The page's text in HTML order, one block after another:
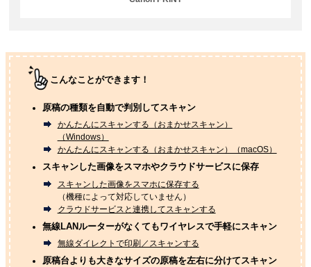
こんなことができます！
原稿の種類を自動で判別してスキャン
かんたんにスキャンする（おまかせスキャン）
（Windows）
かんたんにスキャンする（おまかせスキャン）（macOS）
スキャンした画像をスマホやクラウドサービスに保存
スキャンした画像をスマホに保存する
（機種によって対応していません）
クラウドサービスと連携してスキャンする
無線LANルーターがなくてもワイヤレスで手軽にスキャン
無線ダイレクトで印刷／スキャンする
原稿台よりも大きなサイズの原稿を左右に分けてスキャン